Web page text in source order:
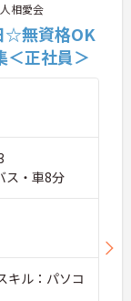
相愛会
☆無資格OK
＜正社員＞
ス・車8分
ル：パソコ